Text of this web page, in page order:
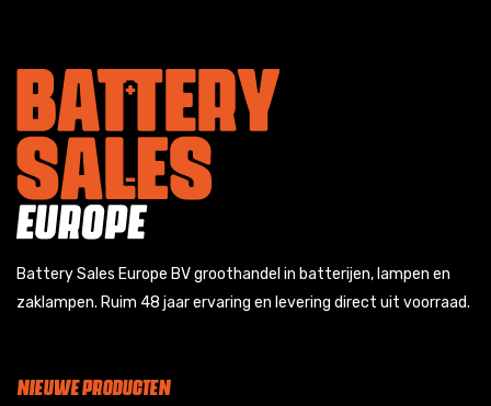
Battery Sales Europe BV groothandel in batterijen, lampen en
zaklampen. Ruim 48 jaar ervaring en levering direct uit voorraad.
NIEUWE PRODUCTEN